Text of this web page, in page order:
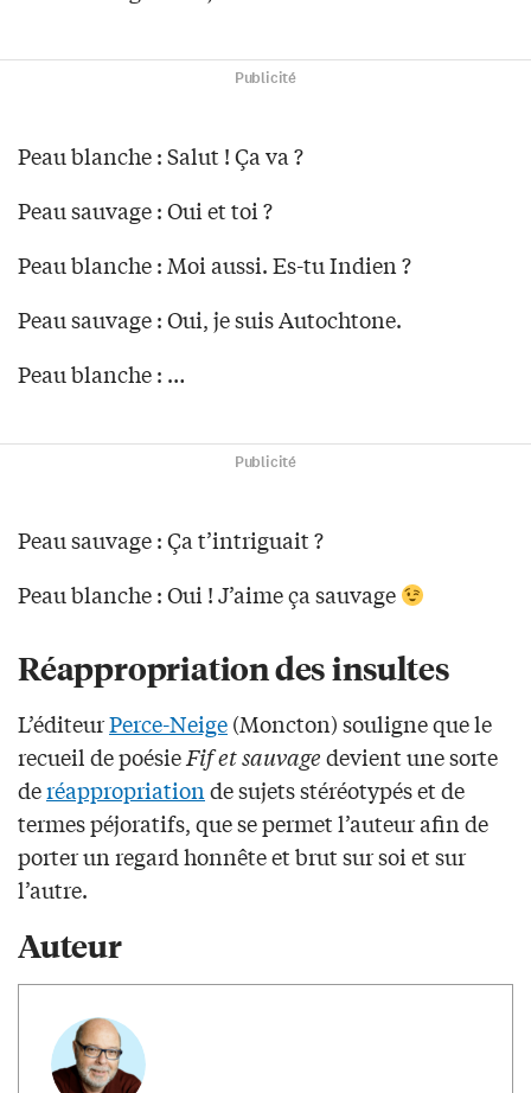
Publicité
Peau blanche : Salut ! Ça va ?
Peau sauvage : Oui et toi ?
Peau blanche : Moi aussi. Es-tu Indien ?
Peau sauvage : Oui, je suis Autochtone.
Peau blanche : …
Publicité
Peau sauvage : Ça t’intriguait ?
Peau blanche : Oui ! J’aime ça sauvage
Réappropriation des insultes
L’éditeurPerce-Neige(Moncton) souligne que le
recueil de poésieFif et sauvagedevient une sorte
deréappropriationde sujets stéréotypés et de
termes péjoratifs, que se permet l’auteur afin de
porter un regard honnête et brut sur soi et sur
l’autre.
Auteur